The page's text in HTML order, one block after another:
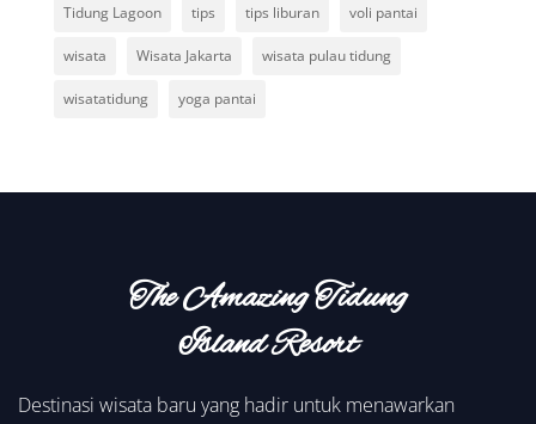
Tidung Lagoon tips tips liburan voli pantai
wisata Wisata Jakarta wisata pulau tidung
wisatatidung yoga pantai
The Amazing Tidung
Island Resort
Destinasi wisata baru yang hadir untuk menawarkan